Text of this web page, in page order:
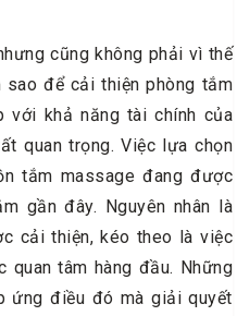
cũng không phải vì thế
sao để cải thiện phòng tắm
với khả năng tài chính của
quan trọng. Việc lựa chọn
tắm massage đang được
gần đây. Nguyên nhân là
cải thiện, kéo theo là việc
tâm hàng đầu. Những
ứng điều đó mà giải quyết